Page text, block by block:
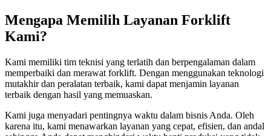
Mengapa Memilih Layanan Forklift
Kami?
Kami memiliki tim teknisi yang terlatih dan berpengalaman dalam
memperbaiki dan merawat forklift. Dengan menggunakan teknologi
mutakhir dan peralatan terbaik, kami dapat menjamin layanan
terbaik dengan hasil yang memuaskan.
Kami juga menyadari pentingnya waktu dalam bisnis Anda. Oleh
karena itu, kami menawarkan layanan yang cepat, efisien, dan andal